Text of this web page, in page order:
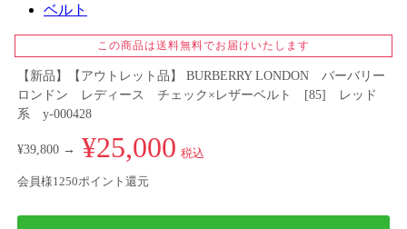
ベルト
この商品は送料無料でお届けいたします
【新品】【アウトレット品】 BURBERRY LONDON バーバリー
ロンドン レディース チェック×レザーベルト [85] レッド
系 y-000428
¥39,800 → ¥25,000 税込
会員様1250ポイント還元